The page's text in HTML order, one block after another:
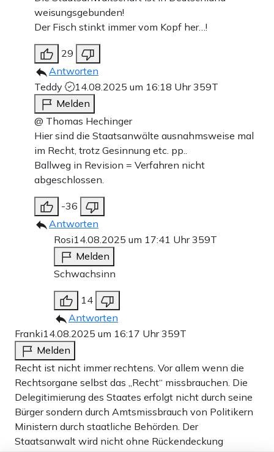
weisungsgebunden!
Der Fisch stinkt immer vom Kopf her…!
29
Antworten
Teddy
14.08.2025 um 16:18 Uhr359T
Melden
@ Thomas Hechinger
Hier sind die Staatsanwälte ausnahmsweise mal
im Recht, trotz Gesinnung etc. pp..
Ballweg in Revision = Verfahren nicht
abgeschlossen.
-36
Antworten
Rosi14.08.2025 um 17:41 Uhr359T
Melden
Schwachsinn
14
Antworten
Franki14.08.2025 um 16:17 Uhr359T
Melden
Recht ist nicht immer rechtens. Vor allem wenn die
Rechtsorgane selbst das „Recht“ missbrauchen. Die
Delegitimierung des Staates erfolgt nicht durch seine
Bürger sondern durch Amtsmissbrauch von Politikern
Ministern durch staatliche Behörden. Der
Staatsanwalt wird nicht ohne Rückendeckung